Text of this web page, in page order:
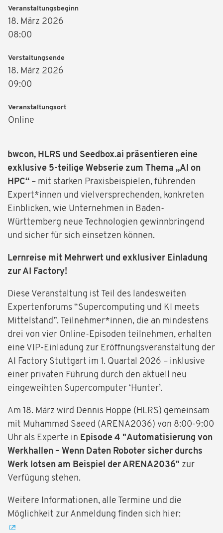
bwcon, HLRS und Seedbox.ai präsentieren eine
exklusive 5-teilige Webserie zum Thema „AI on
HPC“ – mit starken Praxisbeispielen, führenden
Expert*innen und vielversprechenden, konkreten
Einblicken, wie Unternehmen in Baden-
Württemberg neue Technologien gewinnbringend
und sicher für sich einsetzen können.
Lernreise mit Mehrwert und exklusiver Einladung
zur AI Factory!
Diese Veranstaltung ist Teil des landesweiten
Expertenforums “Supercomputing und KI meets
Mittelstand”. Teilnehmer*innen, die an mindestens
drei von vier Online-Episoden teilnehmen, erhalten
eine VIP-Einladung zur Eröffnungsveranstaltung der
AI Factory Stuttgart im 1. Quartal 2026 – inklusive
einer privaten Führung durch den aktuell neu
eingeweihten Supercomputer ‘Hunter’.
Am 18. März wird Dennis Hoppe (HLRS) gemeinsam
mit Muhammad Saeed (ARENA2036) von 8:00-9:00
Uhr als Experte in Episode 4 "Automatisierung von
Werkhallen – Wenn Daten Roboter sicher durchs
Werk lotsen am Beispiel der ARENA2036" zur
Verfügung stehen.
Weitere Informationen, alle Termine und die
Möglichkeit zur Anmeldung finden sich hier:
Veranstaltungsbeginn
18. März 2026
08:00
Verstaltungsende
18. März 2026
09:00
Veranstaltungsort
Online